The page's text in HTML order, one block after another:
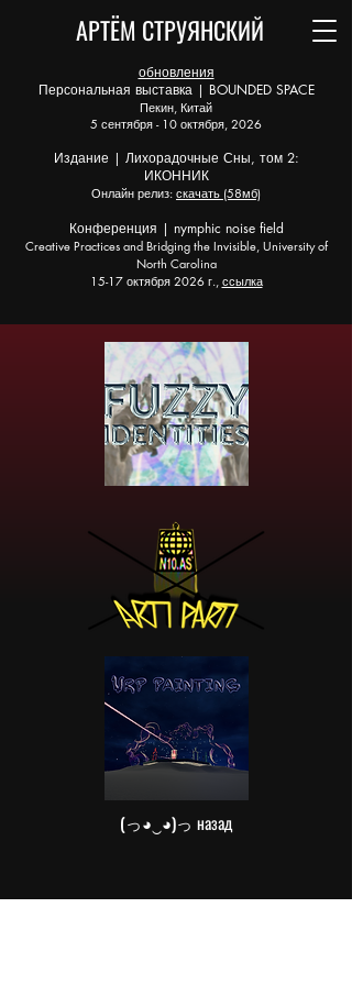
АРТЁМ СТРУЯНСКИЙ
обновления
Персональная выставка | BOUNDED SPACE
Пекин, Китай
5 сентября - 10 октября, 2026
Издание | Лихорадочные Сны, том 2:
ИКОННИК
Онлайн релиз: скачать (58мб)
Конференция | nymphic noise field
Creative Practices and Bridging the Invisible, University of
North Carolina
15-17 октября 2026 г., ссылка
(っ◕‿◕)っ назад